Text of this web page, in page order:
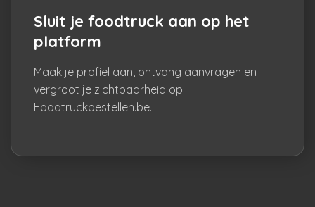
Sluit je foodtruck aan op het
platform
Maak je profiel aan, ontvang aanvragen en
vergroot je zichtbaarheid op
Foodtruckbestellen.be.